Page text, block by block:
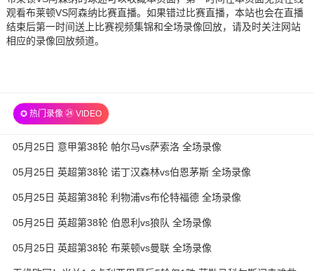
观看布莱顿VS阿森纳比赛直播。如果错过比赛直播，本站也会在直播
结束后第一时间送上比赛视频集锦和全场录像回放，请及时关注网站
相应的录像回放频道。
✪ 热门录像 ㉔ VIDEO
05月25日 意甲第38轮 帕尔马vs萨索洛 全场录像
05月25日 英超第38轮 诺丁汉森林vs伯恩茅斯 全场录像
05月25日 英超第38轮 利物浦vs布伦特福德 全场录像
05月25日 英超第38轮 伯恩利vs狼队 全场录像
05月25日 英超第38轮 布莱顿vs曼联 全场录像